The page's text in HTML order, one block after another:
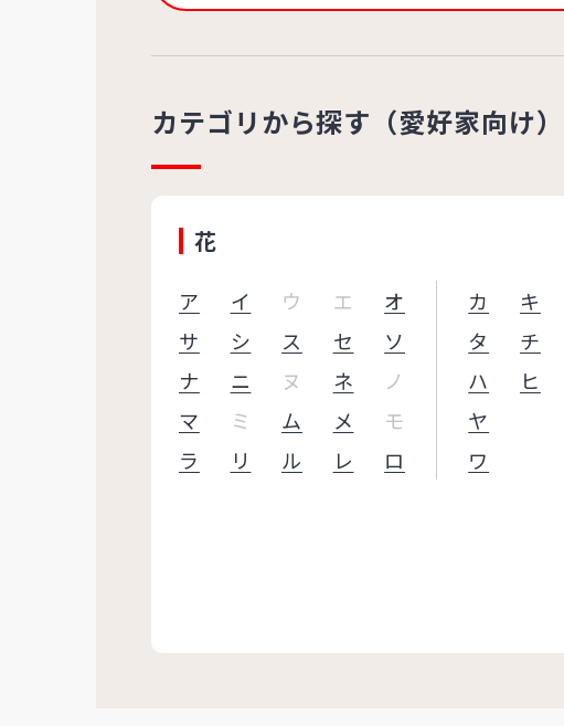
カテゴリから探す（愛好家向け）
花
ア イ ウ エ オ カ キ
サ
シ ス セ ソ タ チ
ナ
ニ ヌ ネ ノ ハ ヒ
マ
ミ ム メ モ ヤ
ラ
リ ル レ ロ ワ